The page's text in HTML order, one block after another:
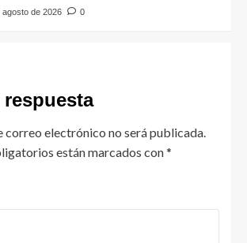
agosto de 2026 0
respuesta
correo electrónico no será publicada.
están marcados con*